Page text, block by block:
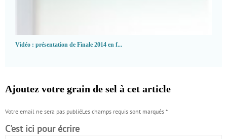
Vidéo : présentation de Finale 2014 en f...
Ajoutez votre grain de sel à cet article
Votre email ne sera pas publiéLes champs requis sont marqués *
C'est ici pour écrire